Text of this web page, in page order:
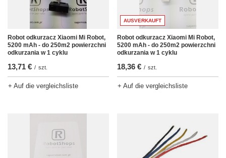
Robot odkurzacz Xiaomi Mi Robot,
5200 mAh - do 250m2 powierzchni
odkurzania w 1 cyklu
13,71 € / szt.
+ Auf die vergleichsliste
AUSVERKAUFT
Robot odkurzacz Xiaomi Mi Robot,
5200 mAh - do 250m2 powierzchni
odkurzania w 1 cyklu
18,36 € / szt.
+ Auf die vergleichsliste